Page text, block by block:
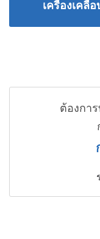
เครื่องเคลื
ต้องกา